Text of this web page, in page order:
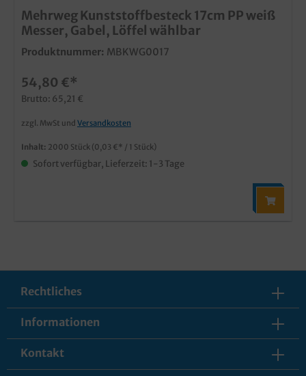
Mehrweg Kunststoffbesteck 17cm PP weiß
Messer, Gabel, Löffel wählbar
Produktnummer: MBKWG0017
54,80 €*
Brutto: 65,21 €
zzgl. MwSt und Versandkosten
Inhalt: 2000 Stück (0,03 €* / 1 Stück)
Sofort verfügbar, Lieferzeit: 1-3 Tage
Rechtliches
Informationen
Kontakt